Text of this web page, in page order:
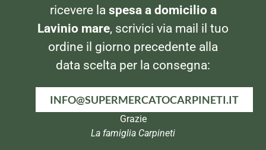
ricevere la spesa a domicilio a
Lavinio mare, scrivici via mail il tuo
ordine il giorno precedente alla
data scelta per la consegna:
INFO@SUPERMERCATOCARPINETI.IT
Grazie
La famiglia Carpineti